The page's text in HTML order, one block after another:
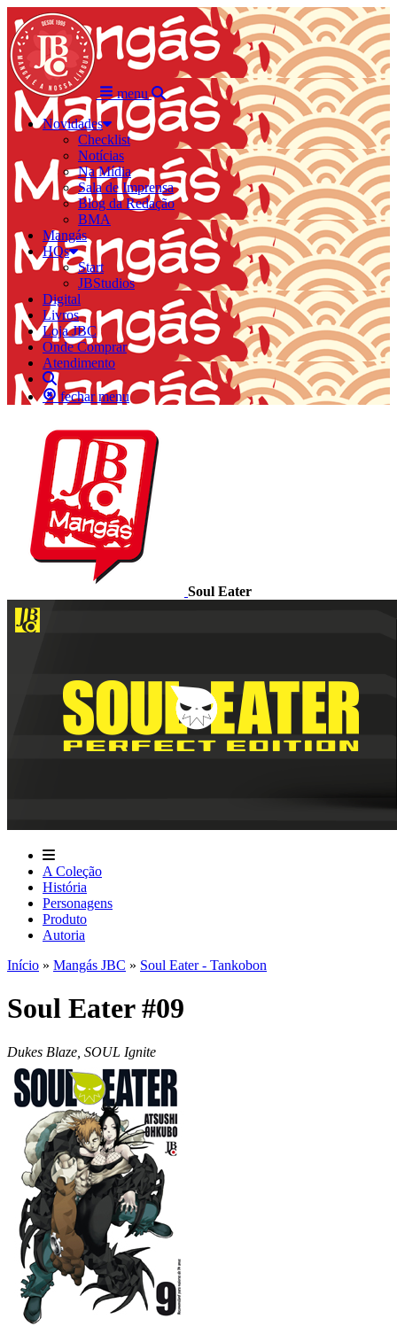
menu
Novidades
Checklist
Notícias
Na Mídia
Sala de Imprensa
Blog da Redação
BMA
Mangás
HQs
Start
JBStudios
Digital
Livros
Loja JBC
Onde Comprar
Atendimento
fechar menu
Soul Eater
A Coleção
História
Personagens
Produto
Autoria
Início » Mangás JBC » Soul Eater - Tankobon
Soul Eater #09
Dukes Blaze, SOUL Ignite